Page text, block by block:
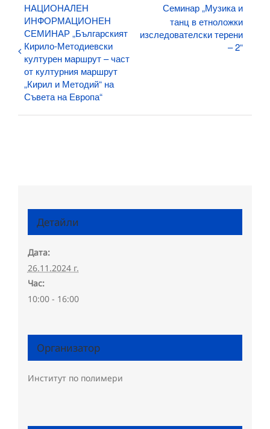
НАЦИОНАЛЕН
ИНФОРМАЦИОНЕН
СЕМИНАР „Българският
Кирило-Методиевски
културен маршрут – част
от културния маршрут
„Кирил и Методий“ на
Съвета на Европа“
Семинар „Музика и
танц в етноложки
изследователски терени
– 2“
Детайли
Дата:
26.11.2024 г.
Час:
10:00 - 16:00
Организатор
Институт по полимери